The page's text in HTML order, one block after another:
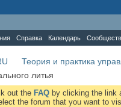
Справка Календарь
Теория и практика
литья
out the FAQ by clicking the link
the forum that you want to